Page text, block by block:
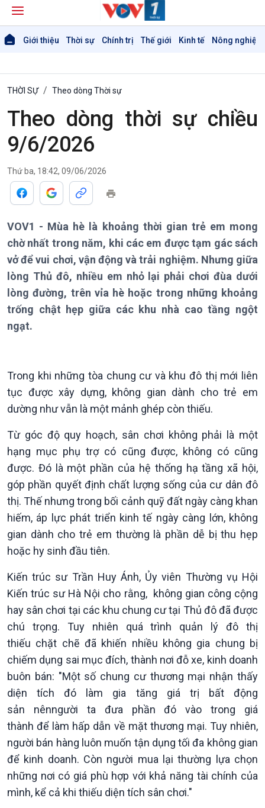
Giới thiệu Thời sự Chính trị Thế giới Kinh tế Nông nghiệp
Giới thiệu
Thời sự
Thời sự 6h
Thời sự 12h
Thời sự 18h
Theo dòng Thời sự
Chính trị
Tin Chính trị
Quốc hội với cử tri
Xây dựng đảng
Đảng trong cuộc sống
Nhận diện sự thật
Pháp luật và đời sống
Thế giới
Hồ sơ sự kiện quốc tế
Thế giới & Việt Nam
Biên cương - Một dải vững
bền
Kinh tế
THỜI SỰ Theo dòng Thời sự
Theo dòng thời sự chiều
9/6/2026
Thứ ba, 18:42, 09/06/2026
VOV1 - Mùa hè là khoảng thời gian trẻ em mong
chờ nhất trong năm, khi các em được tạm gác sách
vở để vui chơi, vận động và trải nghiệm. Nhưng giữa
lòng Thủ đô, nhiều em nhỏ lại phải chơi đùa dưới
lòng đường, trên vỉa hè hoặc trong những khoảng
trống chật hẹp giữa các khu nhà cao tầng ngột
ngạt.
Trong khi những tòa chung cư và khu đô thị mới liên
tục được xây dựng, không gian dành cho trẻ em
dường như vẫn là một mảnh ghép còn thiếu.
Từ góc độ quy hoạch, sân chơi không phải là một
hạng mục phụ trợ có cũng được, không có cũng
được. Đó là một phần của hệ thống hạ tầng xã hội,
góp phần quyết định chất lượng sống của cư dân đô
thị. Thế nhưng trong bối cảnh quỹ đất ngày càng khan
hiếm, áp lực phát triển kinh tế ngày càng lớn, không
gian dành cho trẻ em thường là phần dễ bị thu hẹp
hoặc hy sinh đầu tiên.
Kiến trúc sư Trần Huy Ánh, Ủy viên Thường vụ Hội
Kiến trúc sư Hà Nội cho rằng, không gian công cộng
hay sân chơi tại các khu chung cư tại Thủ đô đã được
chú trọng. Tuy nhiên quá trình quản lý đô thị
thiếu chặt chẽ đã khiến nhiều không gia chung bị
chiếm dụng sai mục đích, thành nơi đỗ xe, kinh doanh
buôn bán: "Một số chung cư thương mại nhận thấy
diện tích đó làm gia tăng giá trị bất động
sản nênngười ta đưa phần đó vào trong giá
thành để làm hấp dẫn về mặt thương mại. Tuy nhiên,
người bán hàng luôn muốn tận dụng tối đa không gian
để kinh doanh. Còn người mua lại thường lựa chọn
những nơi có giá phù hợp với khả năng tài chính của
mình, kể cả khi thiếu diện tích sân chơi."